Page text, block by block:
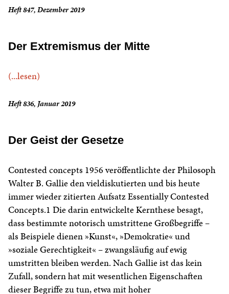
Heft 847, Dezember 2019
Der Extremismus der Mitte
(...lesen)
Heft 836, Januar 2019
Der Geist der Gesetze
Contested concepts 1956 veröffentlichte der Philosoph
Walter B. Gallie den vieldiskutierten und bis heute
immer wieder zitierten Aufsatz Essentially Contested
Concepts.1 Die darin entwickelte Kernthese besagt,
dass bestimmte notorisch umstrittene Großbegriffe –
als Beispiele dienen »Kunst«, »Demokratie« und
»soziale Gerechtigkeit« – zwangsläufig auf ewig
umstritten bleiben werden. Nach Gallie ist das kein
Zufall, sondern hat mit wesentlichen Eigenschaften
dieser Begriffe zu tun, etwa mit hoher